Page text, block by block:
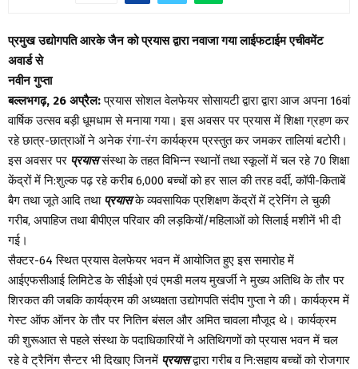
प्रमुख उद्योगपति आरके जैन को प्रयास द्वारा नवाजा गया लाईफटाईम एचीवमेंट
अवार्ड से
नवीन गुप्ता
बल्लभगढ़, 26 अप्रैल:प्रयास सोशल वेलफेयर सोसायटी द्वारा द्वारा आज अपना 16वां
वार्षिक उत्सव बड़ी धूमधाम से मनाया गया। इस अवसर पर प्रयास में शिक्षा ग्रहण कर
रहे छात्र-छात्राओं ने अनेक रंगा-रंग कार्यक्रम प्रस्तुत कर जमकर तालियां बटोरी।
इस अवसर पर प्रयाससंस्था के तहत विभिन्न स्थानों तथा स्कूलों में चल रहे 70 शिक्षा
केंद्रों में नि:शुल्क पढ़ रहे करीब 6,000 बच्चों को हर साल की तरह वर्दी, कॉपी-किताबें
बैग तथा जूते आदि तथा प्रयासके व्यवसायिक प्रशिक्षण केंद्रों में ट्रेनिंग ले चुकी
गरीब, अपाहिज तथा बीपीएल परिवार की लड़कियों/महिलाओं को सिलाई मशीनें भी दी
गई।
सैक्टर-64 स्थित प्रयास वेलफेयर भवन में आयोजित हुए इस समारोह में
आईएफसीआई लिमिटेड के सीईओ एवं एमडी मलय मुखर्जी ने मुख्य अतिथि के तौर पर
शिरकत की जबकि कार्यक्रम की अध्यक्षता उद्योगपति संदीप गुप्ता ने की। कार्यक्रम में
गेस्ट ऑफ ऑनर के तौर पर नितिन बंसल और अमित चावला मौजूद थे। कार्यक्रम
की शुरूआत से पहले संस्था के पदाधिकारियों ने अतिथिगणों को प्रयास भवन में चल
रहे वे ट्रैनिंग सैन्टर भी दिखाए जिनमें प्रयासद्वारा गरीब व नि:सहाय बच्चों को रोजगार